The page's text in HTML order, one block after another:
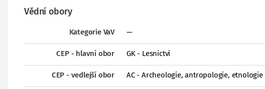
Vědní obory
Kategorie VaV —
CEP - hlavní obor GK - Lesnictví
CEP - vedlejší obor AC - Archeologie, antropologie, etnologie